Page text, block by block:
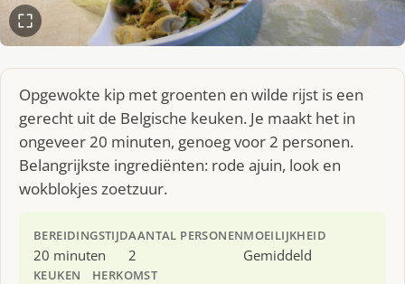
Opgewokte kip met groenten en wilde rijst is een
gerecht uit de Belgische keuken. Je maakt het in
ongeveer 20 minuten, genoeg voor 2 personen.
Belangrijkste ingrediënten: rode ajuin, look en
wokblokjes zoetzuur.
BEREIDINGSTIJD
20 minuten
AANTAL PERSONEN
2
MOEILIJKHEID
Gemiddeld
KEUKEN HERKOMST